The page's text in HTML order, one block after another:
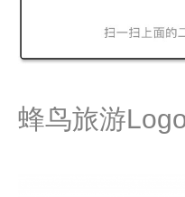
蜂鸟旅游